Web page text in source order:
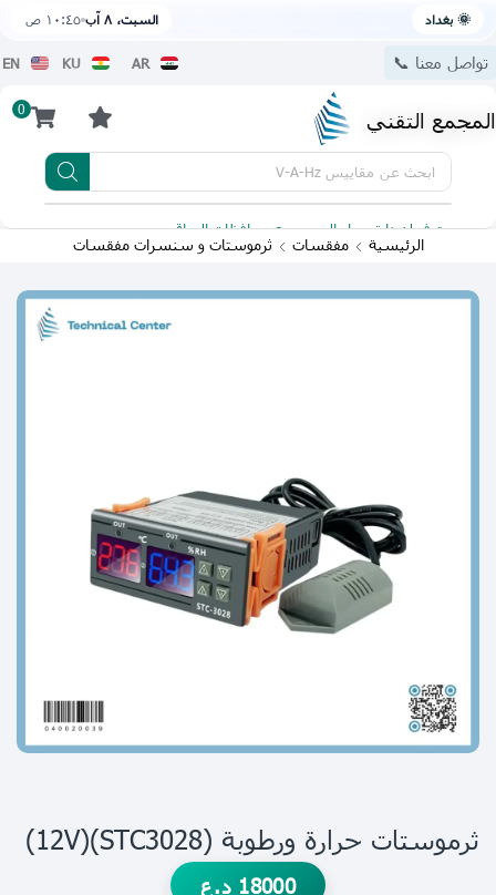
🌞 بغداد السبت، ٨ آب ١٠:٤٥ ص
تواصل معنا 📞 AR
KU
EN
المجمع التقني 0
ابحث عن مقاييس V-A-Hz
يتوفر لدينا توصيل الى جميع محافظات العراق
الرئيسية مفقسات ثرموستات و سنسرات مفقسات
ثرموستات حرارة ورطوبة (STC3028)(12V)
18000 د.ع